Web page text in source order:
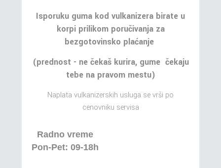
Isporuku guma kod vulkanizera birate u
korpi prilikom poručivanja za
bezgotovinsko plaćanje
(prednost - ne čekaš kurira, gume čekaju
tebe na pravom mestu)
Naplata vulkanizerskih usluga se vrši po
cenovniku servisa
Radno vreme
Pon-Pet: 09-18h